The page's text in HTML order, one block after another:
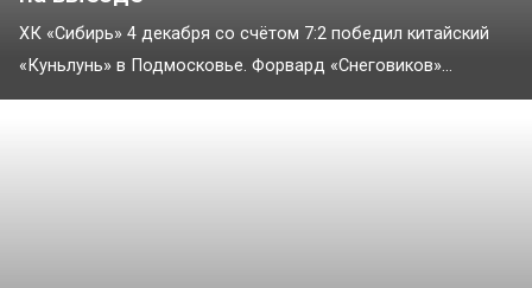
ХК «Сибирь» 4 декабря со счётом 7:2 победил китайский
«Куньлунь» в Подмосковье. Форвард «Снеговиков»...